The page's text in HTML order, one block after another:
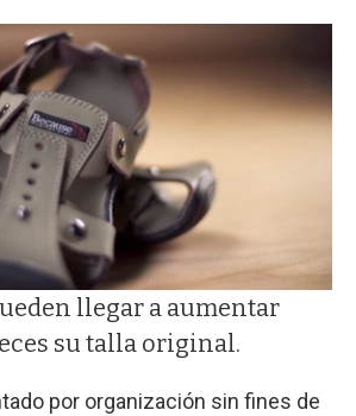
llegar a aumentar
su talla original.
por organización sin fines de